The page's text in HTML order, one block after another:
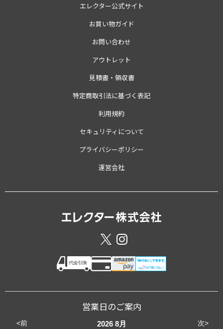
エレクター公式サイト
お買い物ガイド
お問い合わせ
アウトレット
見積書・領収書
特定商取引法に基づく表記
利用規約
セキュリティについて
プライバシーポリシー
運営会社
営業日のご案内
<前 次>
2026 8月